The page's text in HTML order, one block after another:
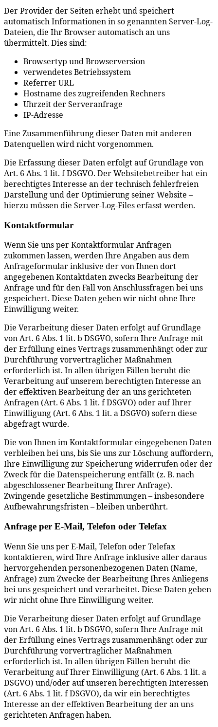
Der Provider der Seiten erhebt und speichert
automatisch Informationen in so genannten Server-Log-
Dateien, die Ihr Browser automatisch an uns
übermittelt. Dies sind:
Browsertyp und Browserversion
verwendetes Betriebssystem
Referrer URL
Hostname des zugreifenden Rechners
Uhrzeit der Serveranfrage
IP-Adresse
Eine Zusammenführung dieser Daten mit anderen
Datenquellen wird nicht vorgenommen.
Die Erfassung dieser Daten erfolgt auf Grundlage von
Art. 6 Abs. 1 lit. f DSGVO. Der Websitebetreiber hat ein
berechtigtes Interesse an der technisch fehlerfreien
Darstellung und der Optimierung seiner Website –
hierzu müssen die Server-Log-Files erfasst werden.
Kontaktformular
Wenn Sie uns per Kontaktformular Anfragen
zukommen lassen, werden Ihre Angaben aus dem
Anfrageformular inklusive der von Ihnen dort
angegebenen Kontaktdaten zwecks Bearbeitung der
Anfrage und für den Fall von Anschlussfragen bei uns
gespeichert. Diese Daten geben wir nicht ohne Ihre
Einwilligung weiter.
Die Verarbeitung dieser Daten erfolgt auf Grundlage
von Art. 6 Abs. 1 lit. b DSGVO, sofern Ihre Anfrage mit
der Erfüllung eines Vertrags zusammenhängt oder zur
Durchführung vorvertraglicher Maßnahmen
erforderlich ist. In allen übrigen Fällen beruht die
Verarbeitung auf unserem berechtigten Interesse an
der effektiven Bearbeitung der an uns gerichteten
Anfragen (Art. 6 Abs. 1 lit. f DSGVO) oder auf Ihrer
Einwilligung (Art. 6 Abs. 1 lit. a DSGVO) sofern diese
abgefragt wurde.
Die von Ihnen im Kontaktformular eingegebenen Daten
verbleiben bei uns, bis Sie uns zur Löschung auffordern,
Ihre Einwilligung zur Speicherung widerrufen oder der
Zweck für die Datenspeicherung entfällt (z. B. nach
abgeschlossener Bearbeitung Ihrer Anfrage).
Zwingende gesetzliche Bestimmungen – insbesondere
Aufbewahrungsfristen – bleiben unberührt.
Anfrage per E-Mail, Telefon oder Telefax
Wenn Sie uns per E-Mail, Telefon oder Telefax
kontaktieren, wird Ihre Anfrage inklusive aller daraus
hervorgehenden personenbezogenen Daten (Name,
Anfrage) zum Zwecke der Bearbeitung Ihres Anliegens
bei uns gespeichert und verarbeitet. Diese Daten geben
wir nicht ohne Ihre Einwilligung weiter.
Die Verarbeitung dieser Daten erfolgt auf Grundlage
von Art. 6 Abs. 1 lit. b DSGVO, sofern Ihre Anfrage mit
der Erfüllung eines Vertrags zusammenhängt oder zur
Durchführung vorvertraglicher Maßnahmen
erforderlich ist. In allen übrigen Fällen beruht die
Verarbeitung auf Ihrer Einwilligung (Art. 6 Abs. 1 lit. a
DSGVO) und/oder auf unseren berechtigten Interessen
(Art. 6 Abs. 1 lit. f DSGVO), da wir ein berechtigtes
Interesse an der effektiven Bearbeitung der an uns
gerichteten Anfragen haben.